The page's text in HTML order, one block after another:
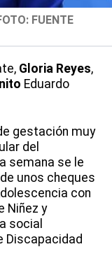
FUENTE
Gloria Reyes,
Eduardo
gestación muy
del
semana se le
unos cheques
con
Niñez y
social
Discapacidad